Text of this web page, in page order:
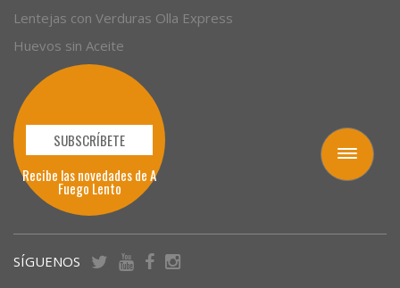
Toggle
navigation
Lentejas con Verduras Olla Express
Huevos sin Aceite
SUBSCRÍBETE
Recibe las novedades de A
Fuego Lento
SÍGUENOS